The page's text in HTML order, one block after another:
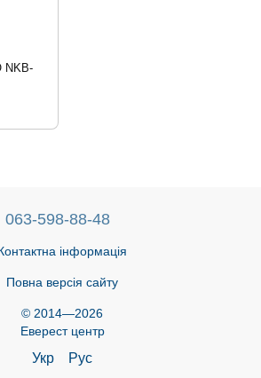
NKB-
063-598-88-48
інформація
Повна версія сайту
© 2014—2026
Еверест центр
Укр Рус